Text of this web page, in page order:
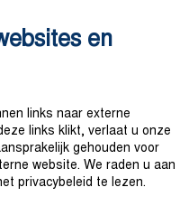
en
links naar externe
links klikt, verlaat u onze
gehouden voor
website. We raden u aan
privacybeleid te lezen.